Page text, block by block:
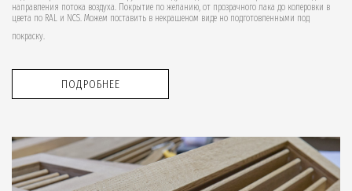
направления потока воздуха. Покрытие по желанию, от прозрачного лака до колеровки в
цвета по RAL и NCS. Можем поставить в некрашеном виде но подготовленными под
покраску.
ПОДРОБНЕЕ